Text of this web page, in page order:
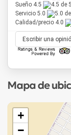
Sueño 4.5
Servicio 5.0
Calidad/precio 4.0
Escribir una
Mapa de
+
−